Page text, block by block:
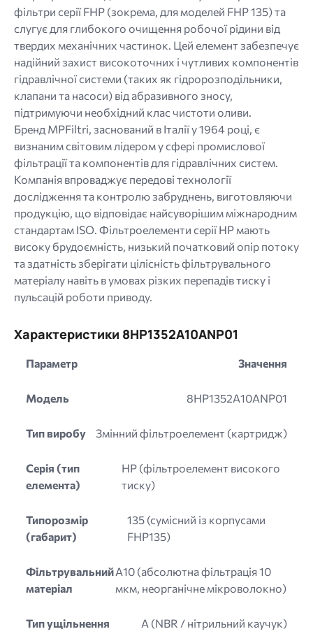
фільтри серії FHP (зокрема, для моделей FHP 135) та
слугує для глибокого очищення робочої рідини від
твердих механічних частинок. Цей елемент забезпечує
надійний захист високоточних і чутливих компонентів
гідравлічної системи (таких як гідророзподільники,
клапани та насоси) від абразивного зносу,
підтримуючи необхідний клас чистоти оливи.
Бренд MPFiltri, заснований в Італії у 1964 році, є
визнаним світовим лідером у сфері промислової
фільтрації та компонентів для гідравлічних систем.
Компанія впроваджує передові технології
дослідження та контролю забруднень, виготовляючи
продукцію, що відповідає найсуворішим міжнародним
стандартам ISO. Фільтроелементи серії HP мають
високу брудоємність, низький початковий опір потоку
та здатність зберігати цілісність фільтрувального
матеріалу навіть в умовах різких перепадів тиску і
пульсацій роботи приводу.
Характеристики 8HP1352A10ANP01
Параметр Значення
Модель 8HP1352A10ANP01
Тип виробу Змінний фільтроелемент (картридж)
Серія (тип
елемента)
HP (фільтроелемент високого
тиску)
Типорозмір
(габарит)
135 (сумісний із корпусами
FHP135)
Фільтрувальний
матеріал
A10 (абсолютна фільтрація 10
мкм, неорганічне мікроволокно)
Тип ущільнення A (NBR / нітрильний каучук)